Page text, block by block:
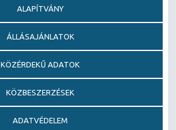
ALAPÍTVÁNY
ÁLLÁSAJÁNLATOK
KÖZÉRDEKŰ ADATOK
KÖZBESZERZÉSEK
ADATVÉDELEM